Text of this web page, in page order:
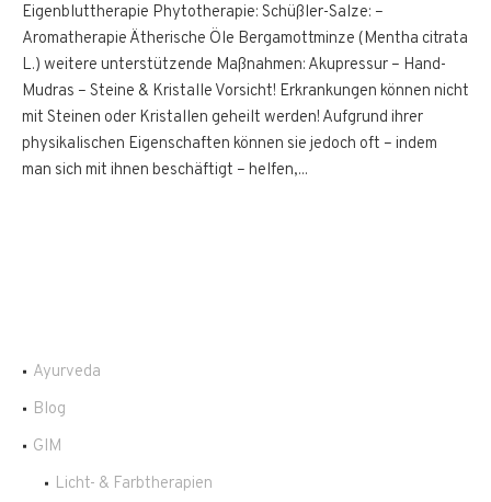
Eigenbluttherapie Phytotherapie: Schüßler-Salze: –
Aromatherapie Ätherische Öle Bergamottminze (Mentha citrata
L.) weitere unterstützende Maßnahmen: Akupressur – Hand-
Mudras – Steine & Kristalle Vorsicht! Erkrankungen können nicht
mit Steinen oder Kristallen geheilt werden! Aufgrund ihrer
physikalischen Eigenschaften können sie jedoch oft – indem
man sich mit ihnen beschäftigt – helfen,...
Ayurveda
Blog
GIM
Licht- & Farbtherapien